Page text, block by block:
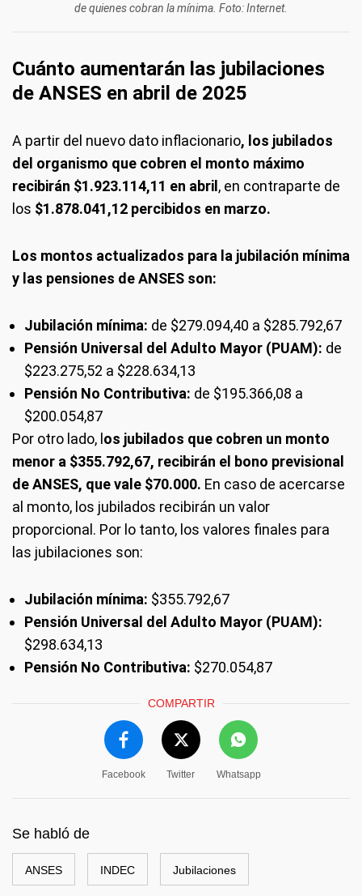
de quienes cobran la mínima. Foto: Internet.
Cuánto aumentarán las jubilaciones
de ANSES en abril de 2025
A partir del nuevo dato inflacionario, los jubilados
del organismo que cobren el monto máximo
recibirán $1.923.114,11 en abril, en contraparte de
los $1.878.041,12 percibidos en marzo.
Los montos actualizados para la jubilación mínima
y las pensiones de ANSES son:
Jubilación mínima: de $279.094,40 a $285.792,67
Pensión Universal del Adulto Mayor (PUAM): de
$223.275,52 a $228.634,13
Pensión No Contributiva: de $195.366,08 a
$200.054,87
Por otro lado, los jubilados que cobren un monto
menor a $355.792,67, recibirán el bono previsional
de ANSES, que vale $70.000. En caso de acercarse
al monto, los jubilados recibirán un valor
proporcional. Por lo tanto, los valores finales para
las jubilaciones son:
Jubilación mínima: $355.792,67
Pensión Universal del Adulto Mayor (PUAM):
$298.634,13
Pensión No Contributiva: $270.054,87
COMPARTIR
Facebook Twitter Whatsapp
Se habló de
ANSES INDEC Jubilaciones